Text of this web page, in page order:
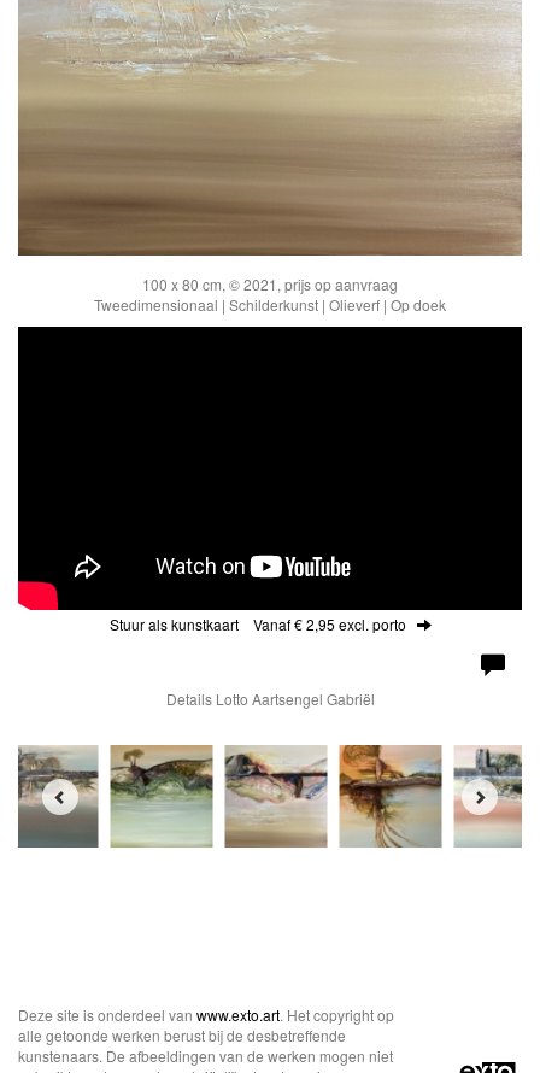
100 x 80 cm, © 2021, prijs op aanvraag
Tweedimensionaal | Schilderkunst | Olieverf | Op doek
Stuur als kunstkaart Vanaf € 2,95 excl. porto
Details Lotto Aartsengel Gabriël
Deze site is onderdeel van www.exto.art. Het copyright op
alle getoonde werken berust bij de desbetreffende
kunstenaars. De afbeeldingen van de werken mogen niet